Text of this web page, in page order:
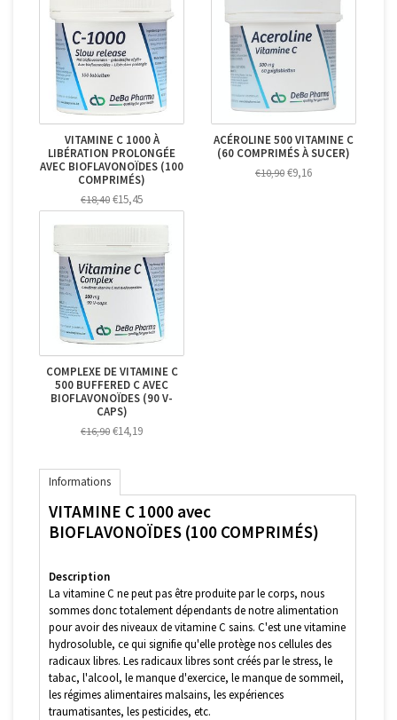
VITAMINE C 1000 À
LIBÉRATION PROLONGÉE
AVEC BIOFLAVONOÏDES (100
COMPRIMÉS)
€18,40 €15,45
ACÉROLINE 500 VITAMINE C
(60 COMPRIMÉS À SUCER)
€10,90 €9,16
COMPLEXE DE VITAMINE C
500 BUFFERED C AVEC
BIOFLAVONOÏDES (90 V-
CAPS)
€16,90 €14,19
Informations
VITAMINE C 1000 avec
BIOFLAVONOÏDES (100 COMPRIMÉS)
Description
La vitamine C ne peut pas être produite par le corps, nous
sommes donc totalement dépendants de notre alimentation
pour avoir des niveaux de vitamine C sains. C'est une vitamine
hydrosoluble, ce qui signifie qu'elle protège nos cellules des
radicaux libres. Les radicaux libres sont créés par le stress, le
tabac, l'alcool, le manque d'exercice, le manque de sommeil,
les régimes alimentaires malsains, les expériences
traumatisantes, les pesticides, etc.